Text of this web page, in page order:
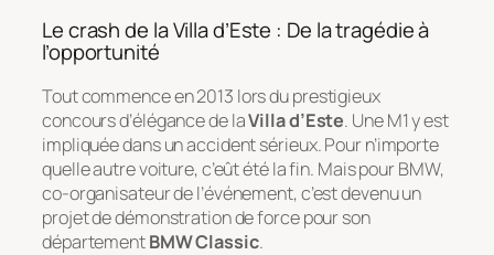
Le crash de la Villa d’Este : De la tragédie à
l’opportunité
Tout commence en 2013 lors du prestigieux
concours d’élégance de laVilla d’Este. Une M1 y est
impliquée dans un accident sérieux. Pour n’importe
quelle autre voiture, c’eût été la fin. Mais pour BMW,
co-organisateur de l’événement, c’est devenu un
projet de démonstration de force pour son
départementBMW Classic.